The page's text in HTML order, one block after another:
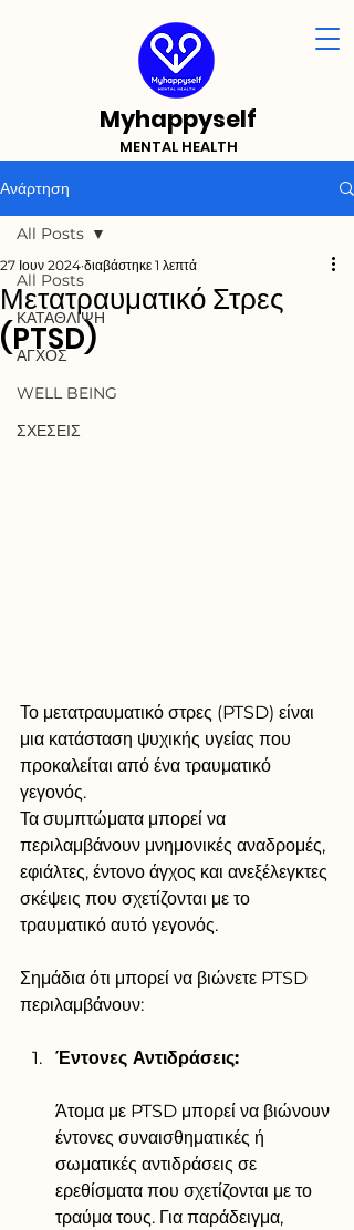
Myhappyself
MENTAL HEALTH
Ανάρτηση
All Posts
ΚΑΤΑΘΛΙΨΗ
ΑΓΧΟΣ
WELL BEING
ΣΧΕΣΕΙΣ
All Posts
Μετατραυματικό Στρες
(PTSD)
27 Ιουν 2024 διαβάστηκε 1 λεπτά
Το μετατραυματικό στρες (PTSD) είναι
μια κατάσταση ψυχικής υγείας που
προκαλείται από ένα τραυματικό
γεγονός.
Τα συμπτώματα μπορεί να
περιλαμβάνουν μνημονικές αναδρομές,
εφιάλτες, έντονο άγχος και ανεξέλεγκτες
σκέψεις που σχετίζονται με το
τραυματικό αυτό γεγονός.
Σημάδια ότι μπορεί να βιώνετε PTSD
περιλαμβάνουν:
Έντονες Αντιδράσεις:
Άτομα με PTSD μπορεί να βιώνουν
έντονες συναισθηματικές ή
σωματικές αντιδράσεις σε
ερεθίσματα που σχετίζονται με το
τραύμα τους. Για παράδειγμα,